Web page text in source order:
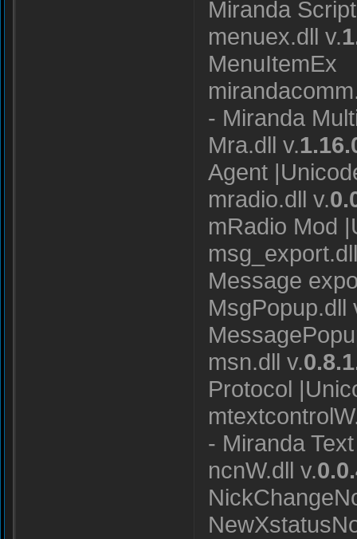
Miranda
menuex.dll v.
MenuItemEx
- Miranda
Mra.dll v.
Agent
mradio.dll v.
mRadio Mod
Message
MsgPopup.dll
msn.dll v.
Protocol
- Miranda
ncnW.dll v.